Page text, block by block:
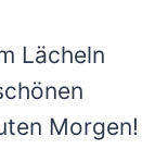
Lächeln
Morgen!